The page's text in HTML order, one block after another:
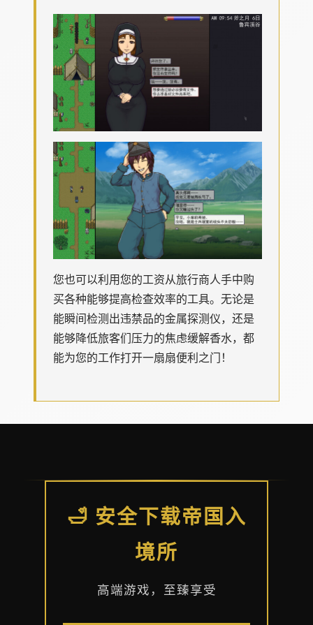
您也可以利用您的工资从旅行商人手中购
买各种能够提高检查效率的工具。无论是
能瞬间检测出违禁品的金属探测仪，还是
能够降低旅客们压力的焦虑缓解香水，都
能为您的工作打开一扇扇便利之门！
🛁 安全下载帝国入
境所
高端游戏，至臻享受